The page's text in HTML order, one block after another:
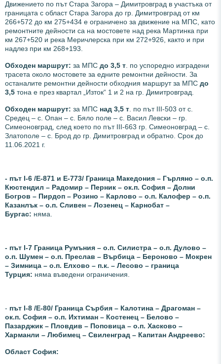
Движението по път Стара Загора – Димитровград в участъка от
границата с област Стара Загора до гр. Димитровград от км
266+572 до км 275+434 е ограничено за движение на МПС, като
ремонтните дейности са на мостовете над река Мартинка при
км 267+520 и река Меричлерска при км 272+926, както и при
надлез при км 268+193.
Обходен маршрут: за МПС до 3,5 т . по успоредно изградени
трасета около мостовете за едните ремонтни дейности. За
останалите ремонтни дейности обходния маршрут за МПС до
3,5 тона е през квартал „Изток“ 1 и 2 на гр. Димитровград.
Обходен маршрут: за МПС над 3,5 т . по път III-503 от с.
Средец – с. Опан – с. Бяло поле – с. Васил Левски – гр.
Симеоновград, след което по път III-663 гр. Симеоновград – с.
Златополе – с. Брод до гр. Димитровград и обратно. Срок до
11.06.2021 г.
- път І-6 /Е-871 и Е-773/ Граница Македония – Гърляно – о.п.
Кюстендил – Радомир – Перник – ок.п. София – Долни
Богров – Пирдоп – Розино – Карлово – о.п. Калофер – о.п.
Казанлък – о.п. Сливен – Лозенец – Карнобат –
Бургас: няма.
- път І-7 Граница Румъния – о.п. Силистра – о.п. Дулово –
о.п. Шумен – о.п. Преслав – Върбица – Бероново – Мокрен
– Зимница – о.п. Елхово – п.к. – Лесово – граница
Турция: няма въведени ограничения.
- път І-8 /Е-80/ Граница Сърбия – Калотина – Драгоман –
ок.п. София – о.п. Ихтиман – Костенец – Белово –
Пазарджик – Пловдив – Поповица – о.п. Хасково –
Харманли – Любимец – Свиленград – Капитан Андреево:
Област София: